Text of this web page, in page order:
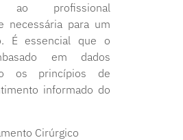
ao profissional
necessária para um
É essencial que o
em dados
os princípios de
informado do
Cirúrgico